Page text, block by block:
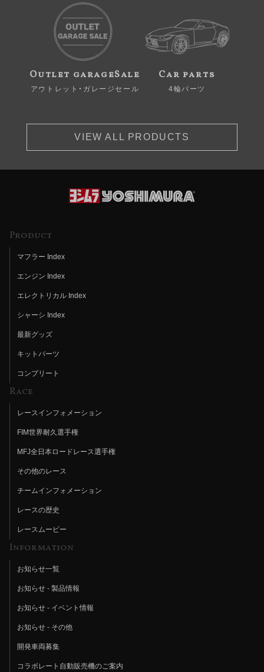
Outlet garageSale
アウトレット・ガレージセール
Car parts
4輪パーツ
VIEW ALL PRODUCTS
Product
マフラー Index
エンジン Index
エレクトリカル Index
シャーシ Index
最新グッズ
キットパーツ
コンプリート
Race
レースインフォメーション
FIM世界耐久選手権
MFJ全日本ロードレース選手権
その他のレース
チームインフォメーション
レースの歴史
レースムービー
Information
お知らせ一覧
お知らせ - 製品情報
お知らせ - イベント情報
お知らせ - その他
開発車両募集
コラボレート自動販売機のご案内